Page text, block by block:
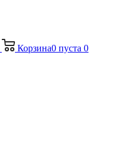
Корзина0 пуста 0